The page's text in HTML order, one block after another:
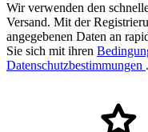
Wir verwenden den
Versand. Mit der
angegebenen Daten an
Sie sich mit ihren
Datenschutzbestimmungen .